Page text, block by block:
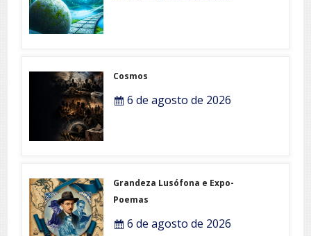
Cosmos
6 de agosto de 2026
Grandeza Lusófona e Expo-
Poemas
6 de agosto de 2026